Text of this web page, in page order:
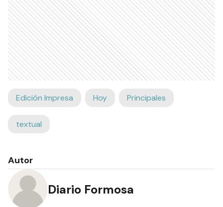
Edición Impresa Hoy Principales
textual
Autor
Diario Formosa